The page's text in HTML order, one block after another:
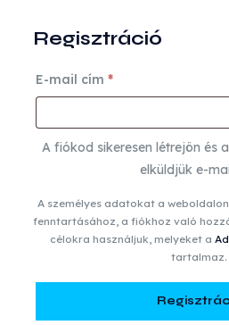
Regisztráció
E-mail cím *Kötelező
A fiókod sikeresen létrejön és
elküldjük e-
A személyes adatokat a
fenntartásához, a fiókhoz való
célokra használjuk, melyeket a
tartalmaz.